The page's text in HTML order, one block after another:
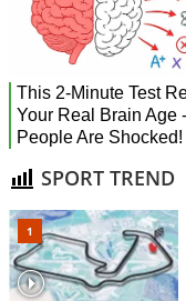
SPORT TREND